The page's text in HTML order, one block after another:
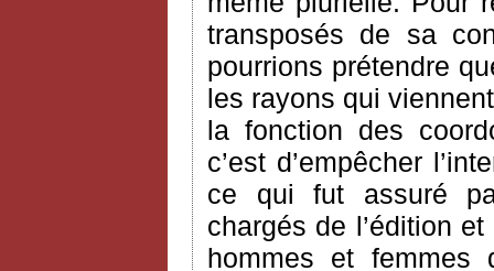
transposés de sa
pourrions prétendre
les rayons qui
la fonction des
c’est d’empêcher
ce qui fut assuré
chargés de l’édition
hommes et